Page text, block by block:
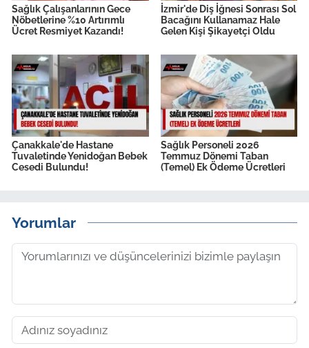
Sağlık Çalışanlarının Gece
Nöbetlerine %10 Artırımlı
Ücret Resmiyet Kazandı!
İzmir'de Diş İğnesi Sonrası Sol
Bacağını Kullanamaz Hale
Gelen Kişi Şikayetçi Oldu
Çanakkale'de Hastane
Tuvaletinde Yenidoğan Bebek
Cesedi Bulundu!
Sağlık Personeli 2026
Temmuz Dönemi Taban
(Temel) Ek Ödeme Ücretleri
Yorumlar